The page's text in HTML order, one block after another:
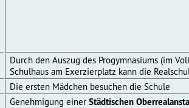
Durch den Auszug des Progymnasiums (im
Schulhaus am Exerzierplatz kann die
Die ersten Mädchen besuchen die Schule
Genehmigung einer Städtischen